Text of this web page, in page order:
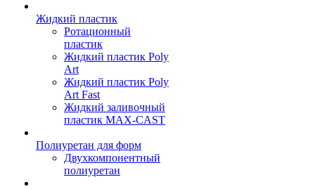
Жидкий пластик
Ротационный
пластик
Жидкий пластик Poly
Art
Жидкий пластик Poly
Art Fast
Жидкий заливочный
пластик MAX-CAST
Полиуретан для форм
Двухкомпонентный
полиуретан